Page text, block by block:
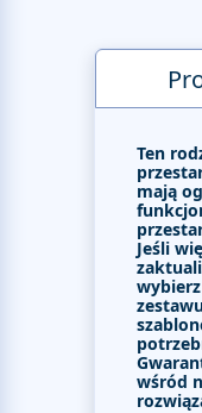
Ten
mają
Jeśli
wśród